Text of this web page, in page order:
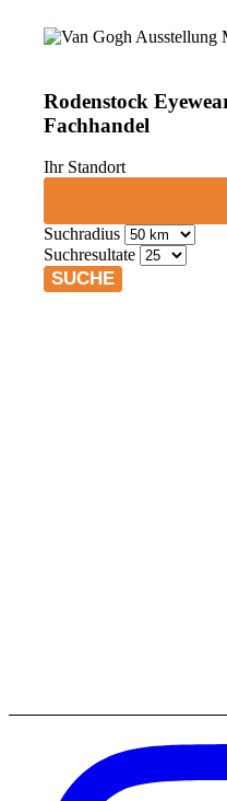
Rodenstock
Fachhandel
Ihr Standort
Suchradius
Suchresultate